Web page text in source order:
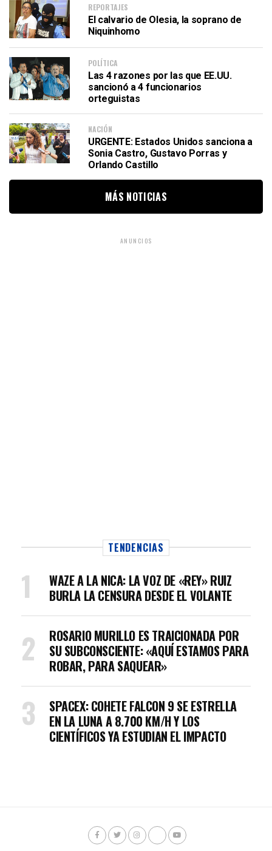
REPORTAJES
El calvario de Olesia, la soprano de
Niquinhomo
POLÍTICA
Las 4 razones por las que EE.UU.
sancionó a 4 funcionarios
orteguistas
NACIÓN
URGENTE: Estados Unidos sanciona a
Sonia Castro, Gustavo Porras y
Orlando Castillo
MÁS NOTICIAS
ANUNCIOS
TENDENCIAS
WAZE A LA NICA: LA VOZ DE «REY» RUIZ
BURLA LA CENSURA DESDE EL VOLANTE
ROSARIO MURILLO ES TRAICIONADA POR
SU SUBCONSCIENTE: «AQUÍ ESTAMOS PARA
ROBAR, PARA SAQUEAR»
SPACEX: COHETE FALCON 9 SE ESTRELLA
EN LA LUNA A 8.700 KM/H Y LOS
CIENTÍFICOS YA ESTUDIAN EL IMPACTO